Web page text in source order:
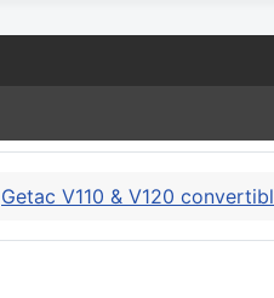
Getac V110 & V120